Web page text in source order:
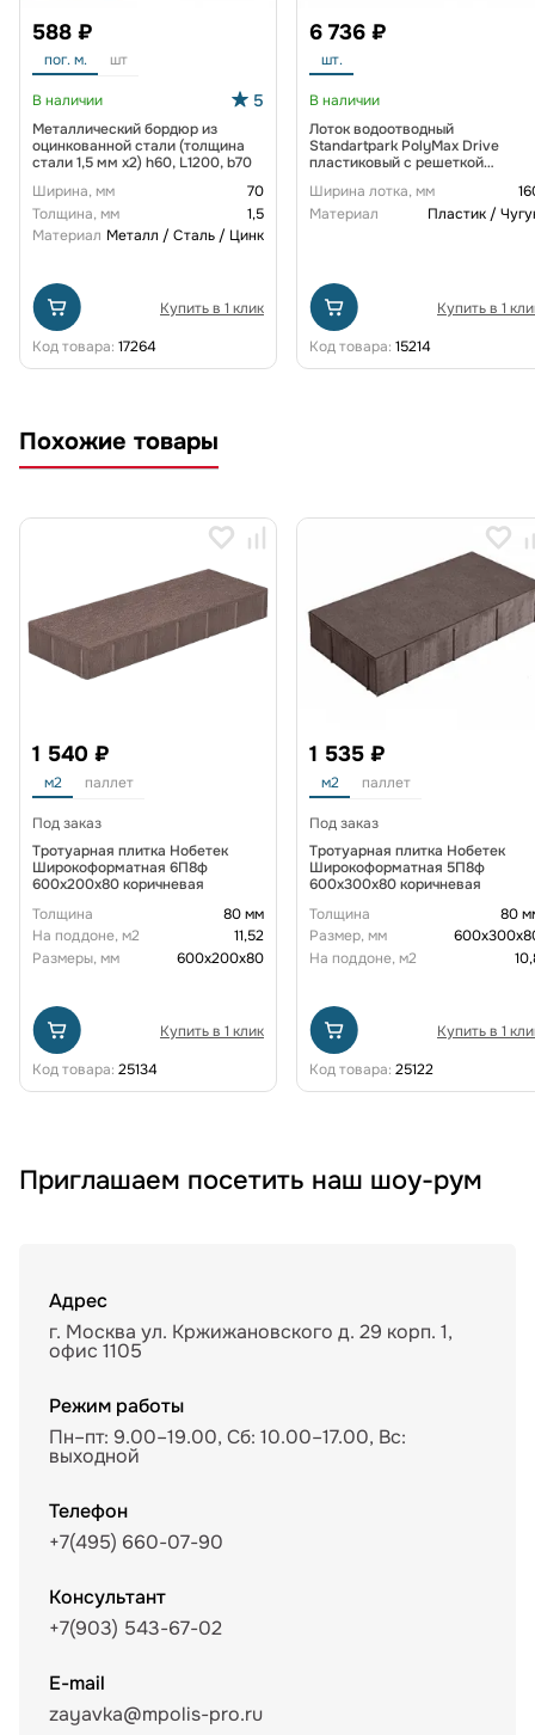
588 ₽
пог. м. шт
В наличии 5
Металлический бордюр из
оцинкованной стали (толщина
стали 1,5 мм x2) h60, L1200, b70
Ширина, мм
70
Толщина, мм
1,5
Материал Металл / Сталь / Цинк
Купить в 1 клик
Код товара: 17264
6 736 ₽
шт.
В наличии
Лоток водоотводный
Standartpark PolyMax Drive
пластиковый с решеткой
(комплект) 0805034-М
Ширина лотка, мм
Материал
Пластик /
Купить в 1
Код товара: 15214
Похожие товары
1 540 ₽
м2 паллет
Под заказ
Тротуарная плитка Нобетек
Широкоформатная 6П8ф
600x200x80 коричневая
Толщина
80 мм
На поддоне, м2
11,52
Размеры, мм
600х200х80
Купить в 1 клик
Код товара: 25134
1 535 ₽
м2 паллет
Под заказ
Тротуарная плитка Нобетек
Широкоформатная 5П8ф
600x300x80 коричневая
Толщина
80
Размер, мм
На поддоне, м2
Купить в 1
Код товара: 25122
Приглашаем посетить наш шоу-рум
Адрес
г. Москва ул. Кржижановского д. 29 корп. 1,
офис 1105
Режим работы
Пн–пт: 9.00–19.00, Сб: 10.00–17.00, Вс:
выходной
Телефон
+7(495) 660-07-90
Консультант
+7(903) 543-67-02
E-mail
zayavka@mpolis-pro.ru